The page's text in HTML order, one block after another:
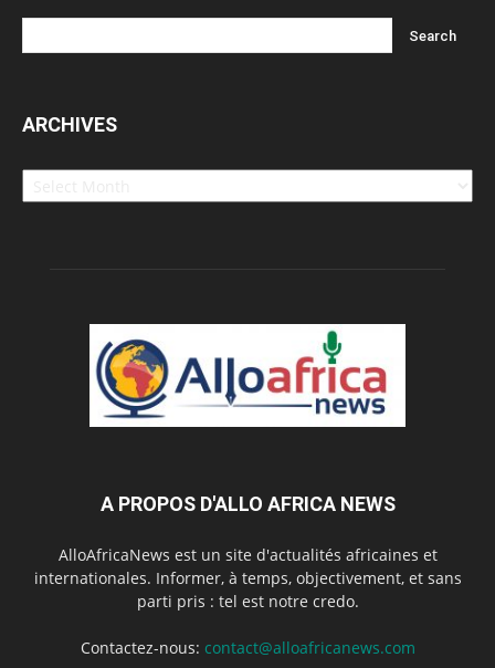
ARCHIVES
Archives
A PROPOS D'ALLO AFRICA NEWS
AlloAfricaNews est un site d'actualités africaines et
internationales. Informer, à temps, objectivement, et sans
parti pris : tel est notre credo.
Contactez-nous: contact@alloafricanews.com